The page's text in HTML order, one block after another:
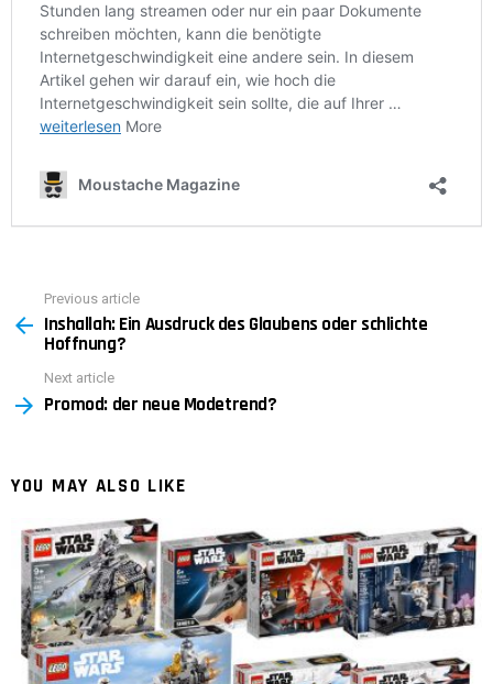
more
Previous article
Inshallah: Ein Ausdruck des Glaubens oder schlichte
Hoffnung?
Next article
Promod: der neue Modetrend?
YOU MAY ALSO LIKE